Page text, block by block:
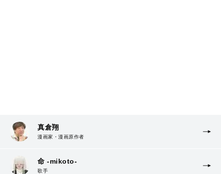
真倉翔
漫画家・漫画原作者
命 -mikoto-
歌手